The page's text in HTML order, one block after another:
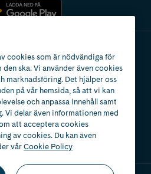
cookies som är nödvändiga för
ska. Vi använder även cookies
Det hjälper oss
på vår hemsida, så att vi kan
och anpassa innehåll samt
Vi delar även informationen med
att acceptera cookies
av cookies. Du kan även
vårCookie Policy